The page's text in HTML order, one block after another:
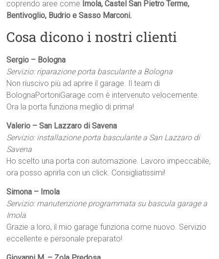
coprendo aree come Imola, Castel San Pietro Terme,
Bentivoglio, Budrio e Sasso Marconi.
Cosa dicono i nostri clienti
Sergio – Bologna
Servizio: riparazione porta basculante a Bologna
Non riuscivo più ad aprire il garage. Il team di
BolognaPortoniGarage.com è intervenuto velocemente.
Ora la porta funziona meglio di prima!
Valerio – San Lazzaro di Savena
Servizio: installazione porta basculante a San Lazzaro di
Savena
Ho scelto una porta con automazione. Lavoro impeccabile,
ora posso aprirla con un click. Consigliatissimi!
Simona – Imola
Servizio: manutenzione programmata su bascula garage a
Imola
Grazie a loro, il mio garage funziona come nuovo. Servizio
eccellente e personale preparato!